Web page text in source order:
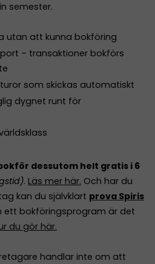
semester.
utan att kunna bokföring
– transaktioner bokförs
som skickas automatiskt
dygnet runt för
dessutom helt gratis i 6
. Läs mer här. Och har du
kan du självklart prova Spiris
ett bokföringsprogram är det
du gör här.
handlar inte om att